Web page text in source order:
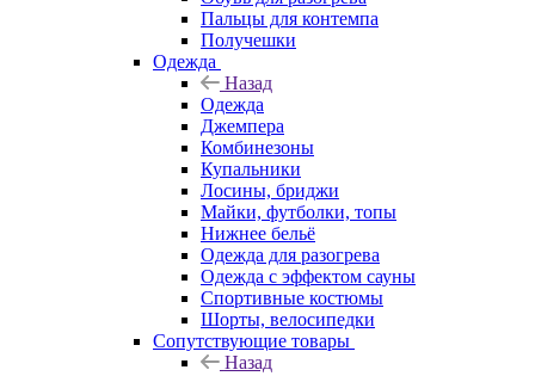
Пальцы для контемпа
Получешки
Одежда
Назад
Одежда
Джемпера
Комбинезоны
Купальники
Лосины, бриджи
Майки, футболки, топы
Нижнее бельё
Одежда для разогрева
Одежда с эффектом сауны
Спортивные костюмы
Шорты, велосипедки
Сопутствующие товары
Назад